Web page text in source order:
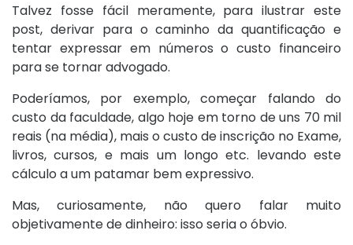
Talvez fosse fácil meramente, para ilustrar este
post, derivar para o caminho da quantificação e
tentar expressar em números o custo financeiro
para se tornar advogado.
Poderíamos, por exemplo, começar falando do
custo da faculdade, algo hoje em torno de uns 70 mil
reais (na média), mais o custo de inscrição no Exame,
livros, cursos, e mais um longo etc. levando este
cálculo a um patamar bem expressivo.
Mas, curiosamente, não quero falar muito
objetivamente de dinheiro: isso seria o óbvio.